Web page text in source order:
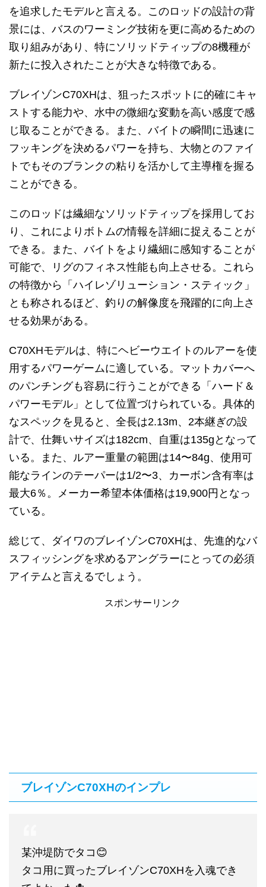
を追求したモデルと言える。このロッドの設計の背
景には、バスのワーミング技術を更に高めるための
取り組みがあり、特にソリッドティップの8機種が
新たに投入されたことが大きな特徴である。
ブレイゾンC70XHは、狙ったスポットに的確にキャ
ストする能力や、水中の微細な変動を高い感度で感
じ取ることができる。また、バイトの瞬間に迅速に
フッキングを決めるパワーを持ち、大物とのファイ
トでもそのブランクの粘りを活かして主導権を握る
ことができる。
このロッドは繊細なソリッドティップを採用してお
り、これによりボトムの情報を詳細に捉えることが
できる。また、バイトをより繊細に感知することが
可能で、リグのフィネス性能も向上させる。これら
の特徴から「ハイレゾリューション・スティック」
とも称されるほど、釣りの解像度を飛躍的に向上さ
せる効果がある。
C70XHモデルは、特にヘビーウエイトのルアーを使
用するパワーゲームに適している。マットカバーへ
のパンチングも容易に行うことができる「ハード＆
パワーモデル」として位置づけられている。具体的
なスペックを見ると、全長は2.13m、2本継ぎの設
計で、仕舞いサイズは182cm、自重は135gとなって
いる。また、ルアー重量の範囲は14〜84g、使用可
能なラインのテーパーは1/2〜3、カーボン含有率は
最大6％。メーカー希望本体価格は19,900円となっ
ている。
総じて、ダイワのブレイゾンC70XHは、先進的なバ
スフィッシングを求めるアングラーにとっての必須
アイテムと言えるでしょう。
スポンサーリンク
ブレイゾンC70XHのインプレ
某沖堤防でタコ😊
タコ用に買ったブレイゾンC70XHを入魂でき